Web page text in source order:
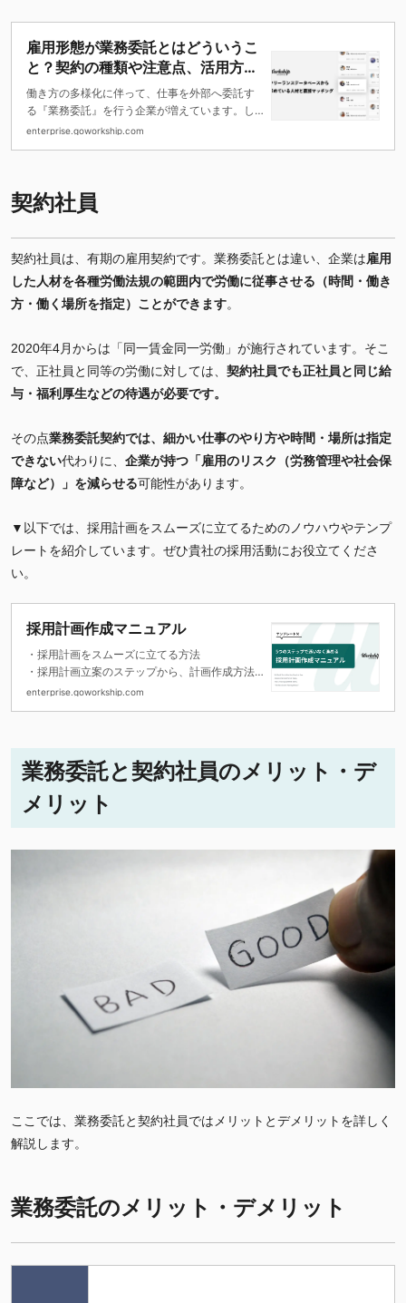
雇用形態が業務委託とはどういうこ
と？契約の種類や注意点、活用方法
を紹介
働き方の多様化に伴って、仕事を外部へ委託す
る『業務委託』を行う企業が増えています。し
かし、業務委託とは具体的にどのような雇用形
い。
enterprise.goworkship.com
契約社員
契約社員は、有期の雇用契約です。業務委託とは違い、企業は雇用
した人材を各種労働法規の範囲内で労働に従事させる（時間・働き
方・働く場所を指定）ことができます。
2020年4月からは「同一賃金同一労働」が施行されています。そこ
で、正社員と同等の労働に対しては、 契約社員でも正社員と同じ給
与・福利厚生などの待遇が必要です。
その点業務委託契約では、細かい仕事のやり方や時間・場所は指定
できない代わりに、 企業が持つ「雇用のリスク（労務管理や社会保
障など）」を減らせる可能性があります。
▼以下では、採用計画をスムーズに立てるためのノウハウやテンプ
レートを紹介しています。ぜひ貴社の採用活動にお役立てくださ
い。
採用計画作成マニュアル
・採用計画をスムーズに立てる方法
・採用計画立案のステップから、計画作成方法
を解説
enterprise.goworkship.com
業務委託と契約社員のメリット・デ
メリット
ここでは、業務委託と契約社員ではメリットとデメリットを詳しく
解説します。
業務委託のメリット・デメリット